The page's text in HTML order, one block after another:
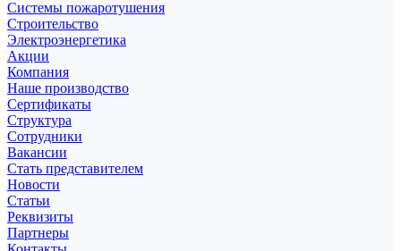
Системы пожаротушения
Строительство
Электроэнергетика
Акции
Компания
Наше производство
Сертификаты
Структура
Сотрудники
Вакансии
Стать представителем
Новости
Статьи
Реквизиты
Партнеры